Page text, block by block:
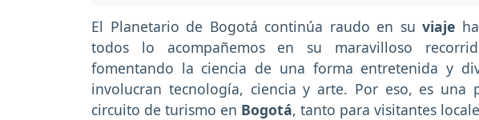
El Planetario de Bogotá continúa raudo en su viaje
todos lo acompañemos en su maravilloso
fomentando la ciencia de una forma entretenida y
involucran tecnología, ciencia y arte. Por eso, es una
circuito de turismo en Bogotá, tanto para visitantes